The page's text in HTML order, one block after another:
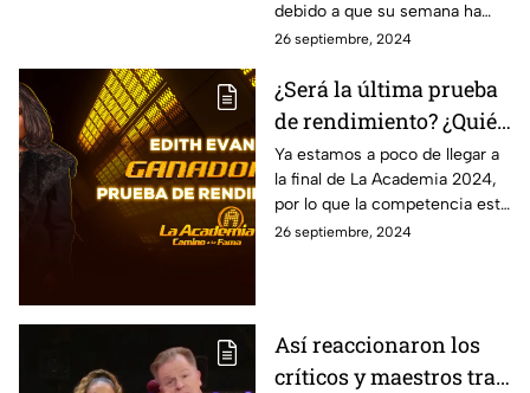
debido a que su semana ha
sido bastante complicada,
varias ocasiones.
26 septiembre, 2024
¿Será la última prueba
de rendimiento? ¿Quién
fue el ganador?
Ya estamos a poco de llegar a
la final de La Academia 2024,
por lo que la competencia esta
más intensa que nunca y a
26 septiembre, 2024
Así reaccionaron los
críticos y maestros tras